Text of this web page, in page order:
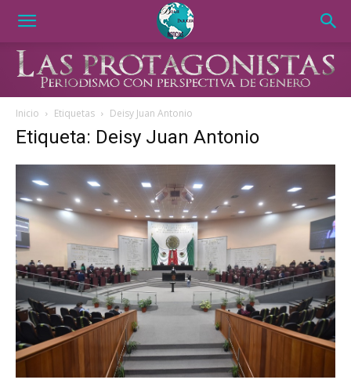
Inicio Etiquetas Deisy Juan Antonio
Etiqueta: Deisy Juan Antonio